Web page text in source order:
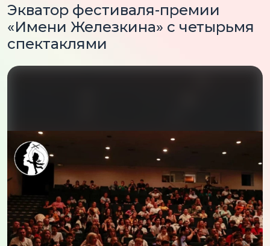
Экватор фестиваля-премии
«Имени Железкина» с четырьмя
спектаклями